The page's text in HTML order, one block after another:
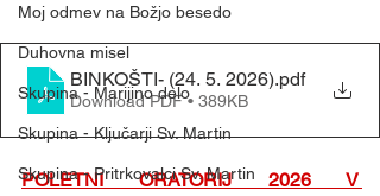
Moj odmev na Božjo besedo
Duhovna misel
Skupina - Marijino delo
Skupina - Ključarji Sv. Martin
Skupina - Pritrkovalci Sv. Martin
BINKOŠTI- (24. 5. 2026).pdf
Download PDF • 389KB
POLETNI ORATORIJ 2026 V